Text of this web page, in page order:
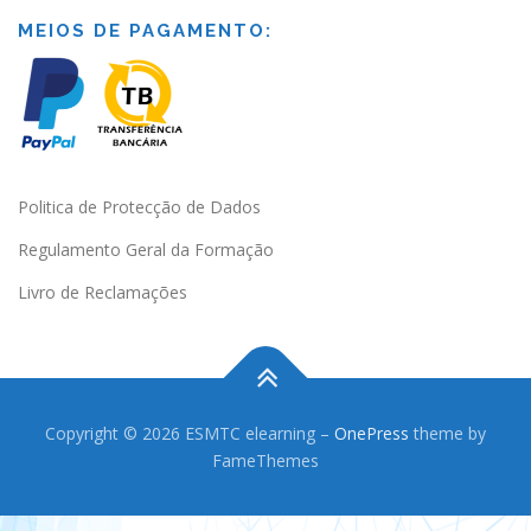
MEIOS DE PAGAMENTO:
Politica de Protecção de Dados
Regulamento Geral da Formação
Livro de Reclamações
Copyright © 2026 ESMTC elearning – OnePress theme by
FameThemes